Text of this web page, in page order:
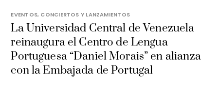
EVENTOS, CONCIERTOS Y LANZAMIENTOS
La Universidad Central de Venezuela
reinaugura el Centro de Lengua
Portuguesa “Daniel Morais” en alianza
con la Embajada de Portugal